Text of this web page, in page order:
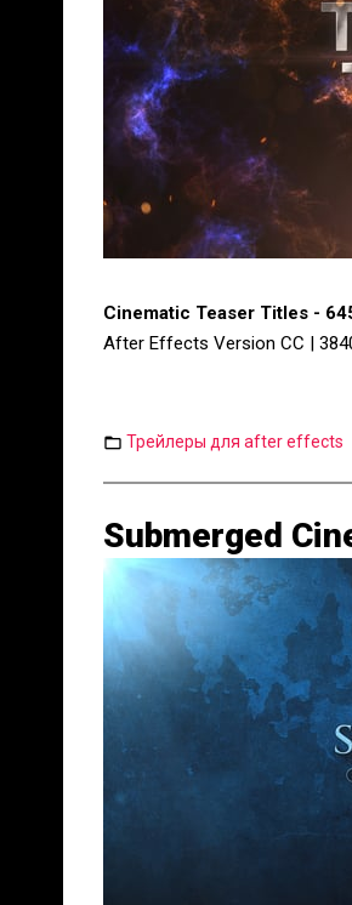
Cinematic Teaser Titles -
After Effects Version CC |
Трейлеры для after effects
Submerged